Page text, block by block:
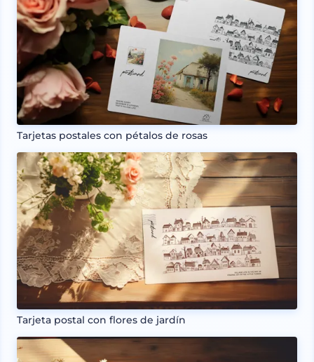
Tarjetas postales con pétalos de rosas
Tarjeta postal con flores de jardín